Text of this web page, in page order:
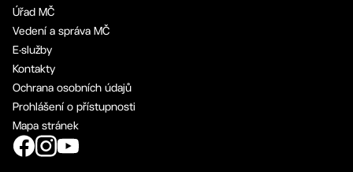
Úřad MČ
Vedení a správa MČ
E-služby
Kontakty
Ochrana osobních údajů
Prohlášení o přístupnosti
Mapa stránek